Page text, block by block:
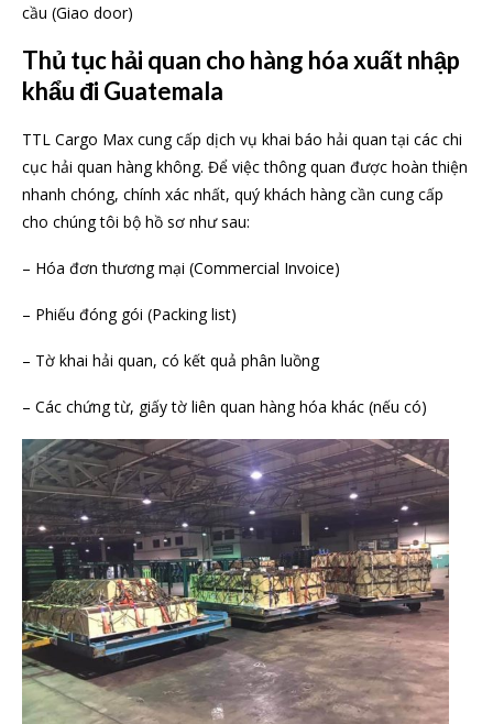
cầu (Giao door)
Thủ tục hải quan cho hàng hóa xuất nhập
khẩu đi Guatemala
TTL Cargo Max cung cấp dịch vụ khai báo hải quan tại các chi
cục hải quan hàng không. Để việc thông quan được hoàn thiện
nhanh chóng, chính xác nhất, quý khách hàng cần cung cấp
cho chúng tôi bộ hồ sơ như sau:
– Hóa đơn thương mại (Commercial Invoice)
– Phiếu đóng gói (Packing list)
– Tờ khai hải quan, có kết quả phân luồng
– Các chứng từ, giấy tờ liên quan hàng hóa khác (nếu có)